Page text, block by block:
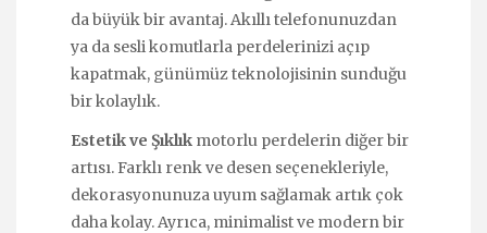
da büyük bir avantaj. Akıllı telefonunuzdan
ya da sesli komutlarla perdelerinizi açıp
kapatmak, günümüz teknolojisinin sunduğu
bir kolaylık.
Estetik ve Şıklık motorlu perdelerin diğer bir
artısı. Farklı renk ve desen seçenekleriyle,
dekorasyonunuza uyum sağlamak artık çok
daha kolay. Ayrıca, minimalist ve modern bir